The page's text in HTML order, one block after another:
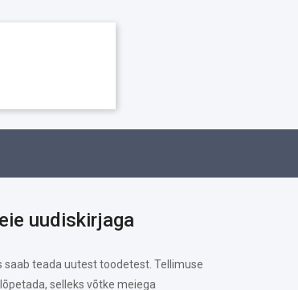
uudiskirjaga
saab teada uutest toodetest. Tellimuse
selleks võtke meiega